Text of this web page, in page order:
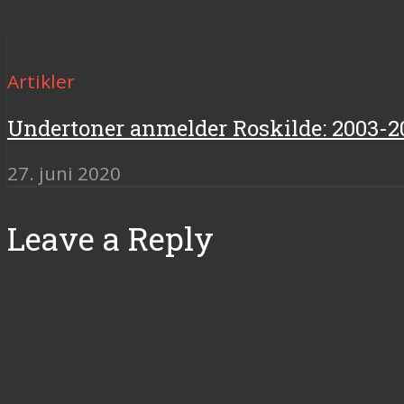
Artikler
Undertoner anmelder Roskilde: 2003-
27. juni 2020
Leave a Reply